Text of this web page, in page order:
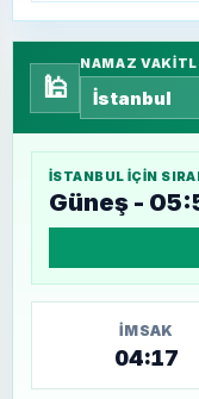
🕌
NAMAZ
İSTANBUL IÇIN
Güneş -
İMSAK
04:17